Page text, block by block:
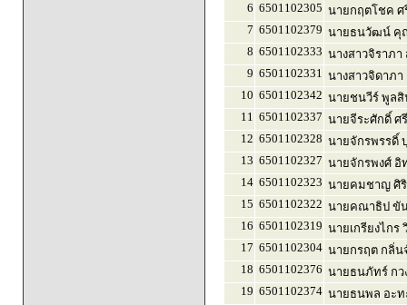
6 6501102305 นายกฤตโชค
7 6501102379 นายธนวัฒน์ คุ
8 6501102333 นางสาวจิราภ
9 6501102331 นางสาวจิดาภ
10 6501102342 นายชนวีร์ พูล
11 6501102337 นายจีระศักดิ์ ศ
12 6501102328 นายจักรพรรดิ์
13 6501102327 นายจักรพงศ์
14 6501102323 นายคมชาญ ศิ
15 6501102322 นายคณาธิป ขั
16 6501102319 นายเกรียงไกร
17 6501102304 นายกรฤต กลิ่น
18 6501102376 นายธนภัทร์ กว
19 6501102374 นายธนพล อะท